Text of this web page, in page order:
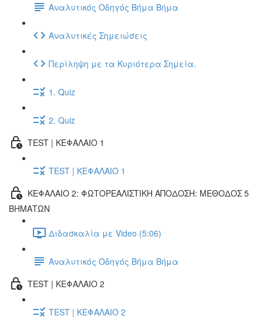
Αναλυτικός Οδηγός Βήμα Βήμα
Αναλυτικές Σημειώσεις
Περίληψη με τα Κυριότερα Σημεία.
1. Quiz
2. Quiz
TEST | ΚΕΦΑΛΑΙΟ 1
TEST | ΚΕΦΑΛΑΙΟ 1
ΚΕΦΑΛΑΙΟ 2: ΦΩΤΟΡΕΑΛΙΣΤΙΚΗ ΑΠΟΔΟΣΗ: ΜΕΘΟΔΟΣ 5
ΒΗΜΑΤΩΝ
Διδασκαλία με Video (5:06)
Αναλυτικός Οδηγός Βήμα Βήμα
TEST | ΚΕΦΑΛΑΙΟ 2
TEST | ΚΕΦΑΛΑΙΟ 2